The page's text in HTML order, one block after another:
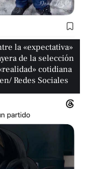
la «expectativa»
de la selección
cotidiana
Redes Sociales